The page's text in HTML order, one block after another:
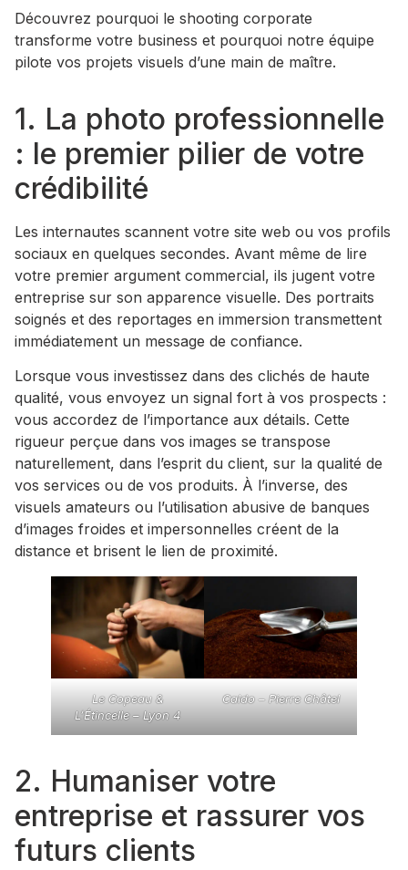
Découvrez pourquoi le shooting corporate
transforme votre business et pourquoi notre équipe
pilote vos projets visuels d’une main de maître.
1. La photo professionnelle
: le premier pilier de votre
crédibilité
Les internautes scannent votre site web ou vos profils
sociaux en quelques secondes. Avant même de lire
votre premier argument commercial, ils jugent votre
entreprise sur son apparence visuelle. Des portraits
soignés et des reportages en immersion transmettent
immédiatement un message de confiance.
Lorsque vous investissez dans des clichés de haute
qualité, vous envoyez un signal fort à vos prospects :
vous accordez de l’importance aux détails. Cette
rigueur perçue dans vos images se transpose
naturellement, dans l’esprit du client, sur la qualité de
vos services ou de vos produits. À l’inverse, des
visuels amateurs ou l’utilisation abusive de banques
d’images froides et impersonnelles créent de la
distance et brisent le lien de proximité.
Le Copeau &
L’Étincelle – Lyon 4
Caldo – Pierre Châtel
2. Humaniser votre
entreprise et rassurer vos
futurs clients